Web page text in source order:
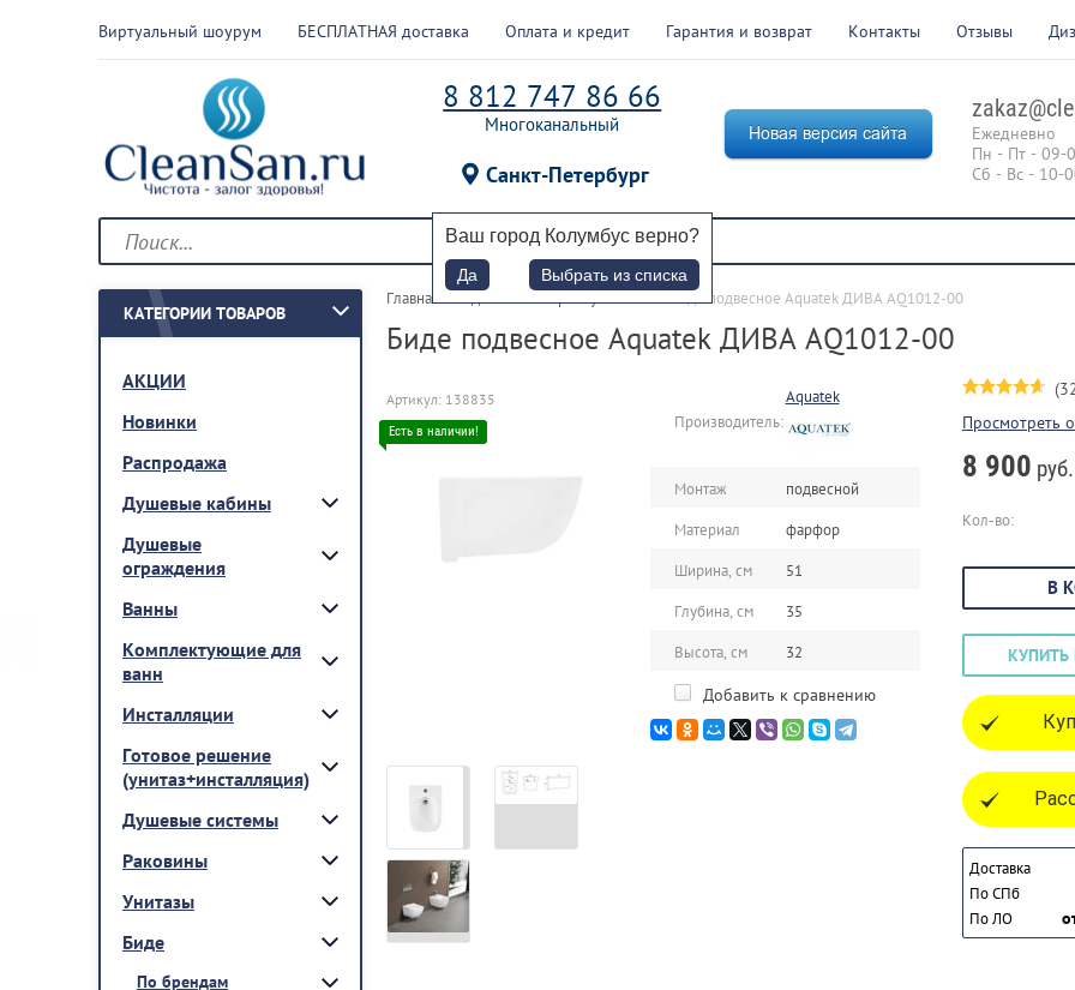
Виртуальный шоурум БЕСПЛАТНАЯ доставка Оплата и кредит Гарантия и возврат Контакты Отзывы
8 812 747 86 66
Многоканальный
Санкт-Петербург
Ваш город Колумбус верно?
Да Выбрать из списка
Ежедневно
Пн - Пт - 09-
Сб - Вс - 10-
КАТЕГОРИИ ТОВАРОВ
АКЦИИ
Новинки
Распродажа
Душевые кабины
Душевые
ограждения
Ванны
Комплектующие для
ванн
Инсталляции
Готовое решение
(унитаз+инсталляция)
Душевые системы
Раковины
Унитазы
Биде
По брендам
Главная > Биде > По материалу > Фаянс > Биде подвесное Aquatek ДИВА AQ1012-00
Биде подвесное Aquatek ДИВА AQ1012-00
Артикул: 138835
Производитель:
Aquatek
Монтаж
подвесной
Материал
фарфор
Ширина, см
51
Глубина, см
35
Высота, см
32
Добавить к сравнению
Просмотреть
8 900 руб.
Кол-во:
В
Доставка
По СПб
По ЛО